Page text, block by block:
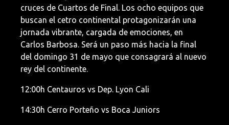
cruces de Cuartos de Final. Los ocho equipos que
buscan el cetro continental protagonizarán una
jornada vibrante, cargada de emociones, en
Carlos Barbosa. Será un paso más hacia la final
del domingo 31 de mayo que consagrará al nuevo
rey del continente.
12:00h Centauros vs Dep. Lyon Cali
14:30h Cerro Porteño vs Boca Juniors